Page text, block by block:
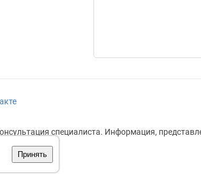
Принять
специалиста. Информация,